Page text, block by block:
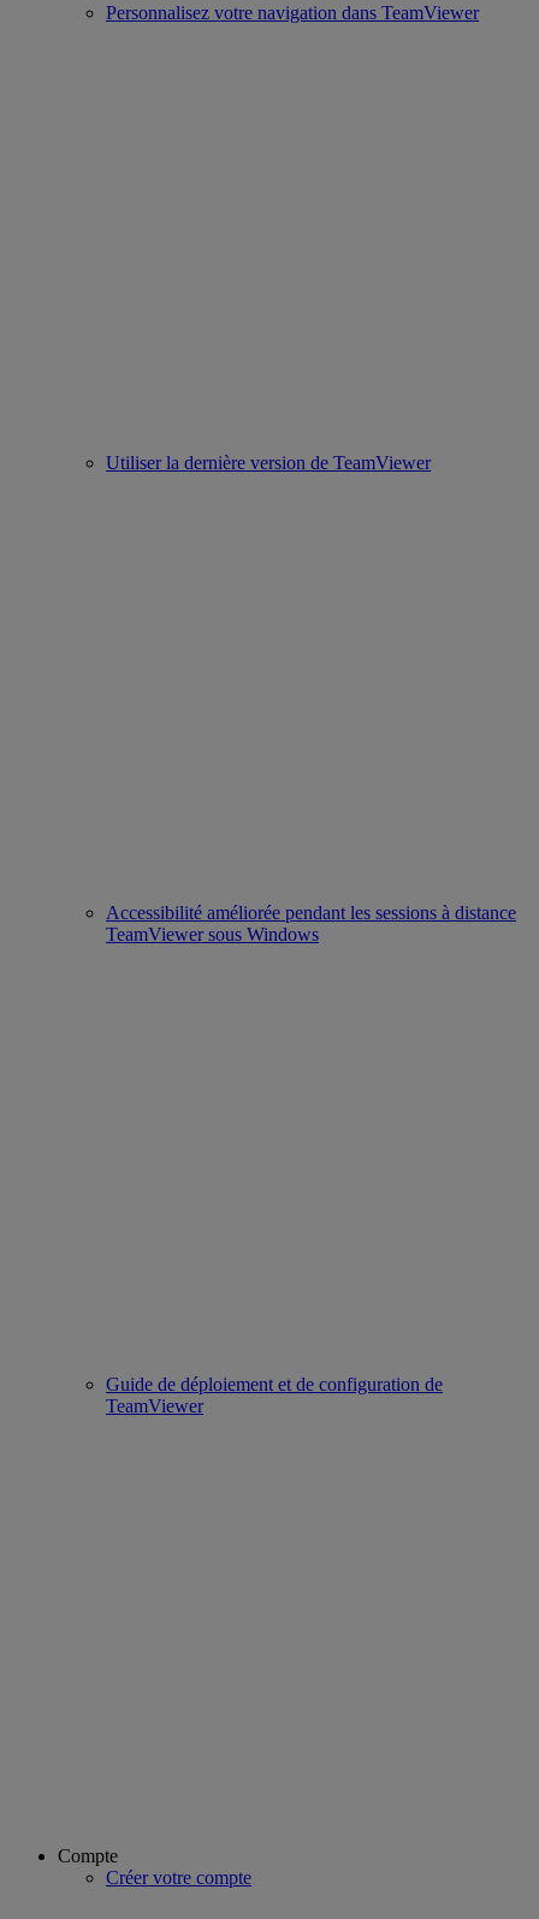
Personnalisez votre navigation dans TeamViewer
Utiliser la dernière version de TeamViewer
Accessibilité améliorée pendant les sessions à distance
TeamViewer sous Windows
Guide de déploiement et de configuration de
TeamViewer
Compte
Créer votre compte